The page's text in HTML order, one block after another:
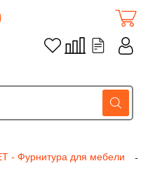
- Фурнитура для мебели